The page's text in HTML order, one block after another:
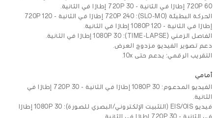
720P 60 إطارًا في الثانية - 720P 30 إطارًا في الثانية.
الحركة البطيئة (SLO-MO): 720P 240 إطارًا في الثانية - 720P 120
إطارًا في الثانية - 1080P 120 إطارًا في الثانية.
الفاصل الزمني (TIME-LAPSE): 1080P 30 إطارًا في الثانية.
دعم تصوير الفيديو مزدوج العرض.
التقريب الرقمي: يدعم حتى 10x.
أمامي
الفيديو المدعوم: 1080P 30 إطارًا في الثانية - 720P 30 إطارًا في
الثانية.
فيديو EIS/OIS (التثبيت الإلكتروني/البصري للصورة): 1080P 30 إطارًا
في الثانية - 720P 30 إطارًا في الثانية.